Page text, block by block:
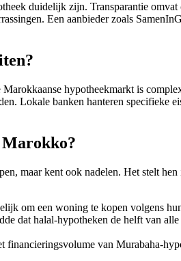
duidelijk zijn. Transparantie
Een aanbieder zoals
hypotheekmarkt is
Lokale banken hanteren
Marokko?
maar kent ook nadelen. Het stelt
om een woning te kopen volgens
dat halal-hypotheken de helft van
van Murabaha-